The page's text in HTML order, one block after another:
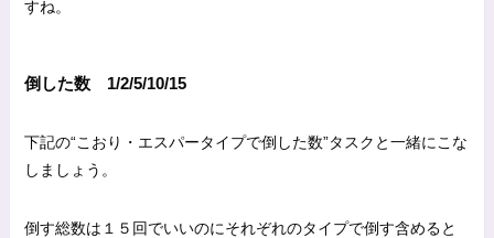
すね。
倒した数 1/2/5/10/15
下記の“こおり・エスパータイプで倒した数”タスクと一緒にこな
しましょう。
倒す総数は１５回でいいのにそれぞれのタイプで倒す含めると